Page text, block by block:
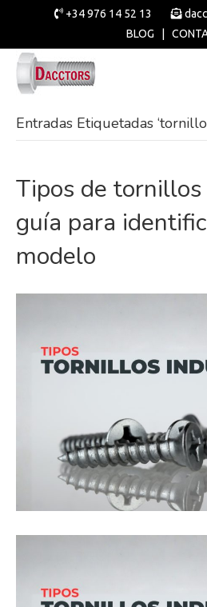
+34 976 14 52 13
BLOG
Entradas Etiquetadas
Tipos de
guía para
modelo